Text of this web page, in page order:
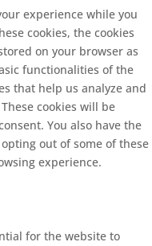
experience while you
cookies, the cookies
on your browser as
functionalities of the
that help us analyze and
cookies will be
You also have the
out of some of these
experience.
for the website to